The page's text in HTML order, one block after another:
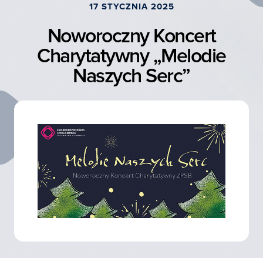
17 STYCZNIA 2025
Noworoczny Koncert
Charytatywny „Melodie
Naszych Serc”